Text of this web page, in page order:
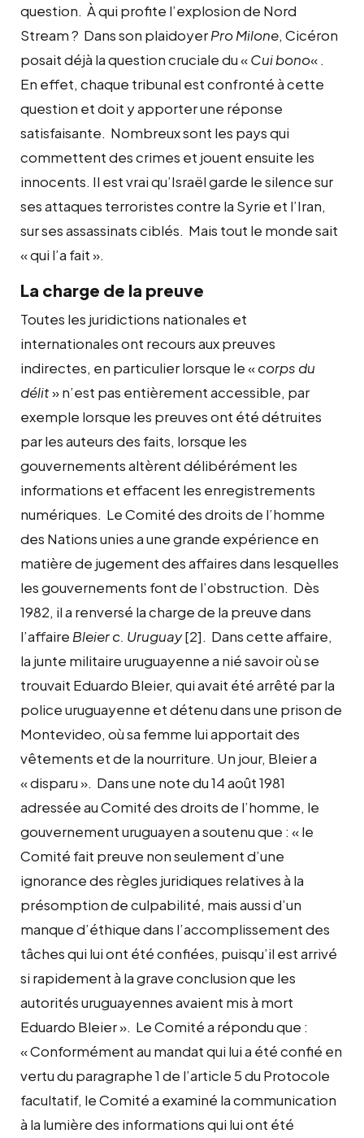
question. À qui profite l’explosion de Nord
Stream ? Dans son plaidoyerPro Milone, Cicéron
posait déjà la question cruciale du «Cui bono« .
En effet, chaque tribunal est confronté à cette
question et doit y apporter une réponse
satisfaisante. Nombreux sont les pays qui
commettent des crimes et jouent ensuite les
innocents. Il est vrai qu’Israël garde le silence sur
ses attaques terroristes contre la Syrie et l’Iran,
sur ses assassinats ciblés. Mais tout le monde sait
« qui l’a fait ».
La charge de la preuve
Toutes les juridictions nationales et
internationales ont recours aux preuves
indirectes, en particulier lorsque le «corps du
délit» n’est pas entièrement accessible, par
exemple lorsque les preuves ont été détruites
par les auteurs des faits, lorsque les
gouvernements altèrent délibérément les
informations et effacent les enregistrements
numériques. Le Comité des droits de l’homme
des Nations unies a une grande expérience en
matière de jugement des affaires dans lesquelles
les gouvernements font de l’obstruction. Dès
1982, il a renversé la charge de la preuve dans
l’affaire Bleier c. Uruguay[2]. Dans cette affaire,
la junte militaire uruguayenne a nié savoir où se
trouvait Eduardo Bleier, qui avait été arrêté par la
police uruguayenne et détenu dans une prison de
Montevideo, où sa femme lui apportait des
vêtements et de la nourriture. Un jour, Bleier a
« disparu ». Dans une note du 14 août 1981
adressée au Comité des droits de l’homme, le
gouvernement uruguayen a soutenu que : « le
Comité fait preuve non seulement d’une
ignorance des règles juridiques relatives à la
présomption de culpabilité, mais aussi d’un
manque d’éthique dans l’accomplissement des
tâches qui lui ont été confiées, puisqu’il est arrivé
si rapidement à la grave conclusion que les
autorités uruguayennes avaient mis à mort
Eduardo Bleier ». Le Comité a répondu que :
« Conformément au mandat qui lui a été confié en
vertu du paragraphe 1 de l’article 5 du Protocole
facultatif, le Comité a examiné la communication
à la lumière des informations qui lui ont été